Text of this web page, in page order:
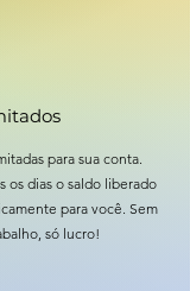
para sua conta.
os dias o saldo liberado
para você. Sem
só lucro!